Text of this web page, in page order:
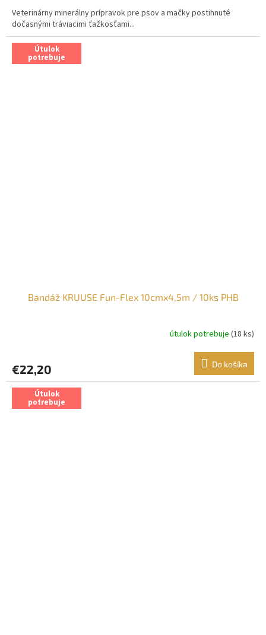
Veterinárny minerálny prípravok pre psov a mačky postihnuté
dočasnými tráviacimi ťažkosťami...
Útulok
potrebuje
Bandáž KRUUSE Fun-Flex 10cmx4,5m / 10ks PHB
útulok potrebuje (18 ks)
€22,20 Do košíka
Útulok
potrebuje